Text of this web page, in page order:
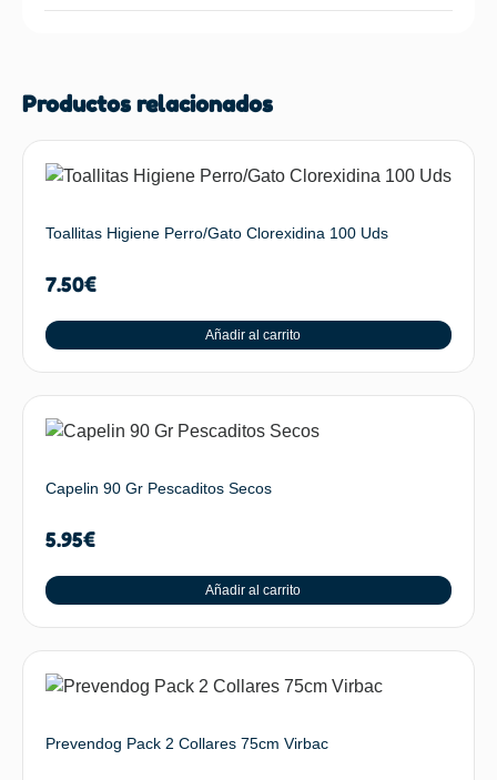
Productos relacionados
Toallitas Higiene Perro/Gato Clorexidina 100 Uds
7.50€
Añadir al carrito
Capelin 90 Gr Pescaditos Secos
5.95€
Añadir al carrito
Prevendog Pack 2 Collares 75cm Virbac